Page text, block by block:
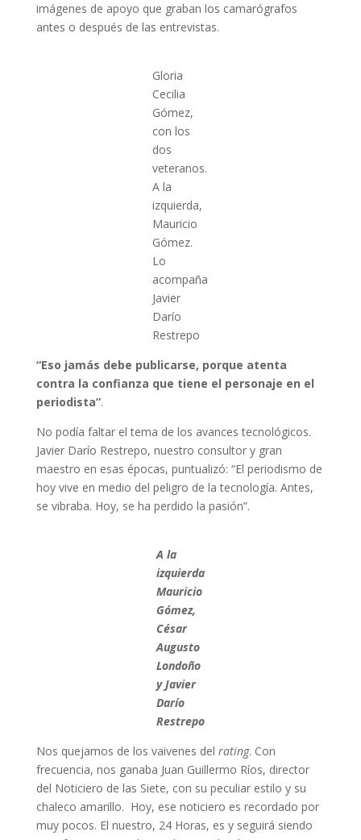
imágenes de apoyo que graban los camarógrafos
antes o después de las entrevistas.
Gloria
Cecilia
Gómez,
con los
dos
veteranos.
A la
izquierda,
Mauricio
Gómez.
Lo
acompaña
Javier
Darío
Restrepo
“Eso jamás debe publicarse, porque atenta
contra la confianza que tiene el personaje en el
periodista”.
No podía faltar el tema de los avances tecnológicos.
Javier Darío Restrepo, nuestro consultor y gran
maestro en esas épocas, puntualizó: “El periodismo de
hoy vive en medio del peligro de la tecnología. Antes,
se vibraba. Hoy, se ha perdido la pasión”.
A la
izquierda
Mauricio
Gómez,
César
Augusto
Londoño
y Javier
Darío
Restrepo
Nos quejamos de los vaivenes del rating. Con
frecuencia, nos ganaba Juan Guillermo Ríos, director
del Noticiero de las Siete, con su peculiar estilo y su
chaleco amarillo. Hoy, ese noticiero es recordado por
muy pocos. El nuestro, 24 Horas, es y seguirá siendo